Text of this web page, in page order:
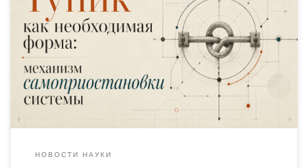
двадцать лет изучает преступления и вдруг
обнаруживает: в каждом деле, которое он когда-либо
вёл, присутствовал один и тот же момент. Момент,
когда всё останавливается. Когда стороны зашли в
тупик. Когда ни обвинение не может двигаться вперёд,
ни защита не может отступить. Когда система, которая
[…]
НОВОСТИ НАУКИ